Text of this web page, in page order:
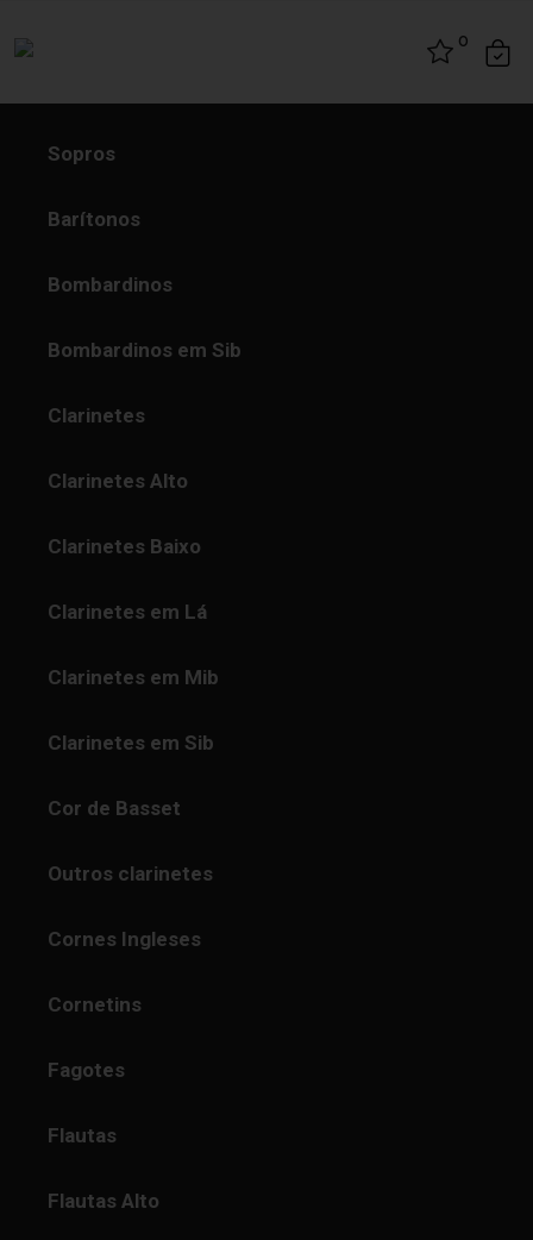
0
Sopros
Barítonos
Bombardinos
Bombardinos em Sib
Clarinetes
Clarinetes Alto
Clarinetes Baixo
Clarinetes em Lá
Clarinetes em Mib
Clarinetes em Sib
Cor de Basset
Outros clarinetes
Cornes Ingleses
Cornetins
Fagotes
Flautas
Flautas Alto